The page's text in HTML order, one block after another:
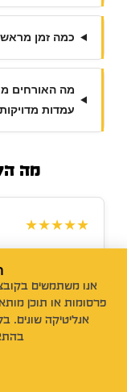
כמה זמן מראש
מה האורחים
עמדות
מה
★★★★★
אוכל סושי מלא
לקוח מרוצה— Google
"אני רוצה להמליץ
פרסומות או תוכן
אנליטיקה שונים.